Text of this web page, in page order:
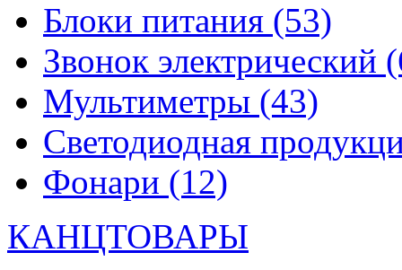
Блоки питания (53)
Звонок электрический
Мультиметры (43)
Светодиодная
Фонари (12)
КАНЦТОВАРЫ